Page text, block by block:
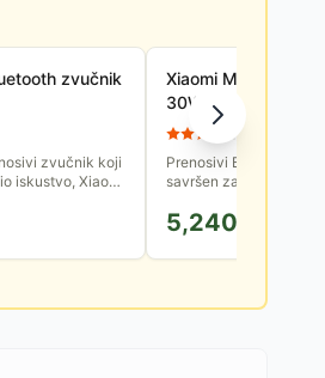
zvučnik
zvučnik koji
iskustvo, Xiaomi
Xiaomi Mi Portabl
30W crveni
(
Prenosivi Bluetooth
savršen za sve one
nalazili. Ovaj zvučnik
5,240